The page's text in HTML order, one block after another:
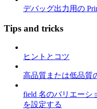
デバッグ出力用の
Tips and tricks
ヒントとコツ
高品質または低品質
field 名のバリエーシ
を設定する